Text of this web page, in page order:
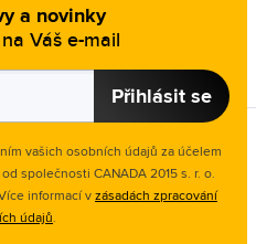
a novinky
Váš e-mail
Přihlásit se
vašich osobních údajů za účelem
společnosti CANADA 2015 s. r. o.
informací vzásadách zpracování
údajů.